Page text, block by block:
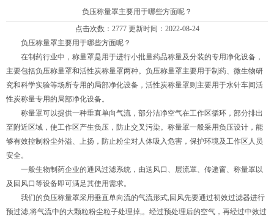
负压称量罩主要用于哪些方面呢？
点击次数：2777 更新时间：2022-08-24
负压称量罩主要用于哪些方面呢？
在制药行业中，称量罩是用于进行小批量药品称量及分装的专用净化设备，
主要包括负压称量罩和活性炭称量罩两种。负压称量罩主要用于制药、微生物研
究和科学实验等场所专用的局部净化设备，活性炭称量罩则主要用于水针车间活
性炭称量专用的局部净化设备。
称量罩可以提供一种垂直单向气流，部分洁净空气在工作区循环，部分排出
至附近区域，使工作区产生负压，防止交叉污染。称量罩一般采用负压设计，能
够有效控制粉尘外溢、上扬，防止粉尘对人体吸入危害，保护环境及工作区人员
安全。
一般生物制药企业的通风过滤系统，由送风口、层流罩、传递窗、称量罩以
及回风口等设备即可满足其使用需求。
我们的负压称量罩采用垂直单向流的气流形式,回风先要通过初效过滤器进行
预过滤,将气流中的大颗粒粉尘粒子处理掉,。经过预处理后的空气，再经过中效过